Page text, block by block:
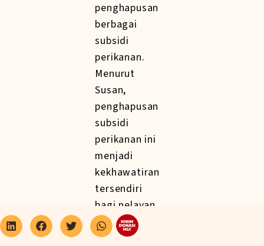
penghapusan
berbagai
subsidi
perikanan.
Menurut
Susan,
penghapusan
subsidi
perikanan ini
menjadi
kekhawatiran
tersendiri
bagi nelayan
kecil.